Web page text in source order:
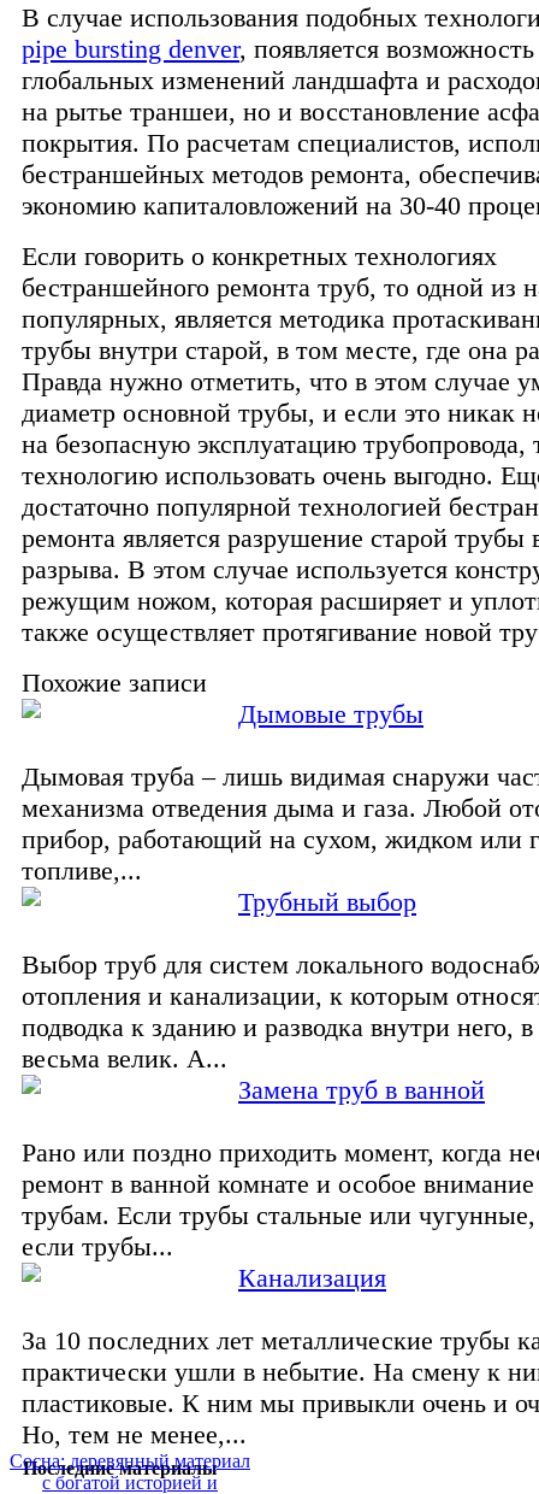
В случае использования подобных
pipe bursting denver, появляется
глобальных изменений ландшафта и
на рытье траншеи, но и восстановление
покрытия. По расчетам специалистов,
бестраншейных методов ремонта,
экономию капиталовложений на 30-40
Если говорить о конкретных технологиях
бестраншейного ремонта труб, то одной из
популярных, является методика
трубы внутри старой, в том месте, где она
Правда нужно отметить, что в этом случае
диаметр основной трубы, и если это никак
на безопасную эксплуатацию
технологию использовать очень выгодно.
достаточно популярной технологией
ремонта является разрушение старой трубы
разрыва. В этом случае используется
режущим ножом, которая расширяет и
также осуществляет протягивание новой
Похожие записи
Дымовые трубы
Дымовая труба – лишь видимая снаружи
механизма отведения дыма и газа. Любой
прибор, работающий на сухом, жидком или
топливе,...
Трубный выбор
Выбор труб для систем локального
отопления и канализации, к которым
подводка к зданию и разводка внутри него,
весьма велик. А...
Замена труб в ванной
Рано или поздно приходить момент, когда
ремонт в ванной комнате и особое внимание
трубам. Если трубы стальные или
если трубы...
Канализация
За 10 последних лет металлические трубы
практически ушли в небытие. На смену к
пластиковые. К ним мы привыкли очень и
Но, тем не менее,...
Последние материалы
Сосна: деревянный материал
с богатой историей и